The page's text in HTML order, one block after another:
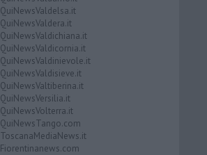
QuiNewsValdelsa.it
QuiNewsValdera.it
QuiNewsValdichiana.it
QuiNewsValdicornia.it
QuiNewsValdinievole.it
QuiNewsValdisieve.it
QuiNewsValtiberina.it
QuiNewsVersilia.it
QuiNewsVolterra.it
QuiNewsTango.com
ToscanaMediaNews.it
Fiorentinanews.com